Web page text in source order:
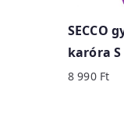
SECCO
karóra S
8 990 Ft